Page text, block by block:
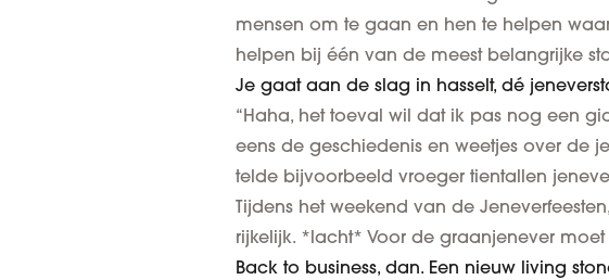
mensen om te gaan en hen te helpen
helpen bij één van de meest belangrijke
Je gaat aan de slag in hasselt, dé
“Haha, het toeval wil dat ik pas nog een
eens de geschiedenis en weetjes over de
telde bijvoorbeeld vroeger tientallen
Tijdens het weekend van de
rijkelijk. *lacht* Voor de graanjenever moet
Back to business, dan. Een nieuw living